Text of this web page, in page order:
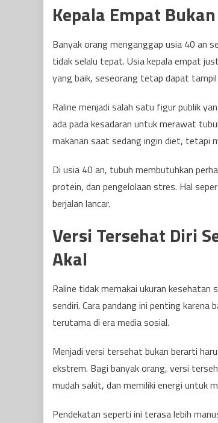
Kepala Empat
Banyak orang menganggap usia 40 an
tidak selalu tepat. Usia kepala empat
yang baik, seseorang tetap dapat
Raline menjadi salah satu figur publik
ada pada kesadaran untuk merawat
makanan saat sedang ingin diet, tetapi
Di usia 40 an, tubuh membutuhkan
protein, dan pengelolaan stres. Hal
berjalan lancar.
Versi Tersehat Diri
Akal
Raline tidak memakai ukuran kesehatan
sendiri. Cara pandang ini penting
terutama di era media sosial.
Menjadi versi tersehat bukan berarti
ekstrem. Bagi banyak orang, versi
mudah sakit, dan memiliki energi untuk
Pendekatan seperti ini terasa lebih